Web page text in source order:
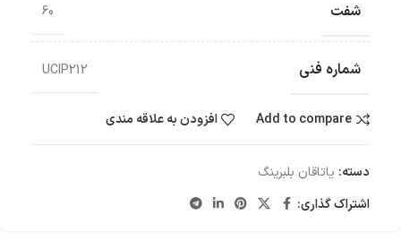
شفت 60
شماره فنی UCIP212
Add to compare افزودن به علاقه مندی
دسته: یاتاقان بلبرینگ
اشتراک گذاری: